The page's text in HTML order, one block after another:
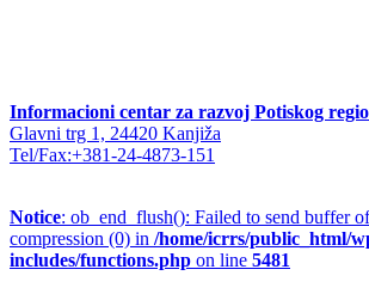
Informacioni centar za razvoj Potiskog
Glavni trg 1, 24420 Kanjiža
Tel/Fax:+381-24-4873-151
Notice: ob_end_flush(): Failed to send buffer
compression (0) in /home/icrrs/public_html/
includes/functions.php on line 5481